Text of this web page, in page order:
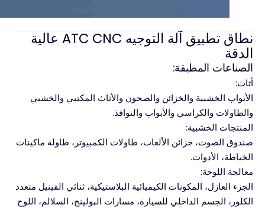
نطاق تطبيق آلة التوجيه ATC CNC عالية
الدقة
الصناعات المطبقة:
أثاث:
الأبواب الخشبية والخزائن والصحون والأثاث المكتبي والخشبي
والطاولات والكراسي والأبواب والنوافذ.
المنتجات الخشبية:
صندوق الصوت، خزائن الألعاب، طاولات الكمبيوتر، طاولة ماكينات
الخياطة، الأدوات.
معالجة اللوحة:
الجزء العازل، المكونات الكيميائية البلاستيكية، ثنائي الفينيل متعدد
الكلور، الجسم الداخلي للسيارة، مسارات البولينج، السلالم، اللوح